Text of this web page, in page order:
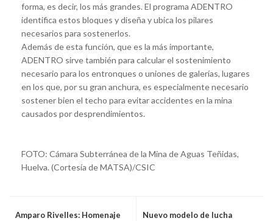
forma, es decir, los más grandes. El programa ADENTRO
identifica estos bloques y diseña y ubica los pilares
necesarios para sostenerlos.
Además de esta función, que es la más importante,
ADENTRO sirve también para calcular el sostenimiento
necesario para los entronques o uniones de galerías, lugares
en los que, por su gran anchura, es especialmente necesario
sostener bien el techo para evitar accidentes en la mina
causados por desprendimientos.
FOTO: Cámara Subterránea de la Mina de Aguas Teñidas,
Huelva. (Cortesía de MATSA)/CSIC
Amparo Rivelles: Homenaje
Nuevo modelo de lucha